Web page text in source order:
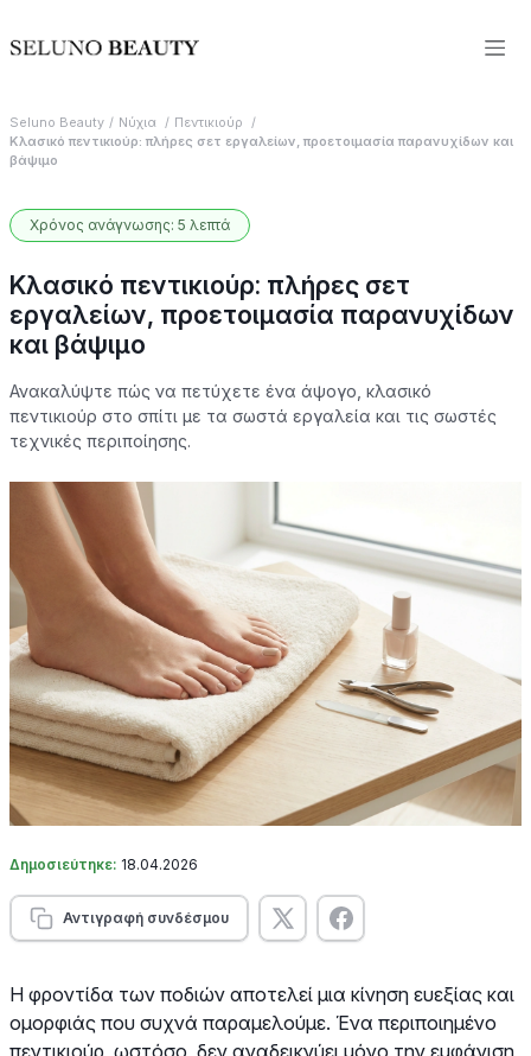
Seluno Beauty Νύχια
Πεντικιούρ
Κλασικό πεντικιούρ: πλήρες σετ εργαλείων, προετοιμασία παρανυχίδων και
βάψιμο
Χρόνος ανάγνωσης: 5 λεπτά
Κλασικό πεντικιούρ: πλήρες σετ
εργαλείων, προετοιμασία παρανυχίδων
και βάψιμο
Ανακαλύψτε πώς να πετύχετε ένα άψογο, κλασικό
πεντικιούρ στο σπίτι με τα σωστά εργαλεία και τις σωστές
τεχνικές περιποίησης.
Δημοσιεύτηκε: 18.04.2026
Αντιγραφή συνδέσμου
Η φροντίδα των ποδιών αποτελεί μια κίνηση ευεξίας και
ομορφιάς που συχνά παραμελούμε. Ένα περιποιημένο
πεντικιούρ, ωστόσο, δεν αναδεικνύει μόνο την εμφάνιση